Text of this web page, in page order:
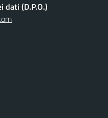
dati (D.P.O.)